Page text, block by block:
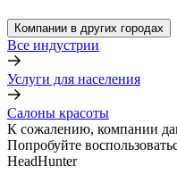
Компании в других городах
Все индустрии
Услуги для населения
Салоны красоты
К сожалению, компании
Попробуйте
HeadHunter